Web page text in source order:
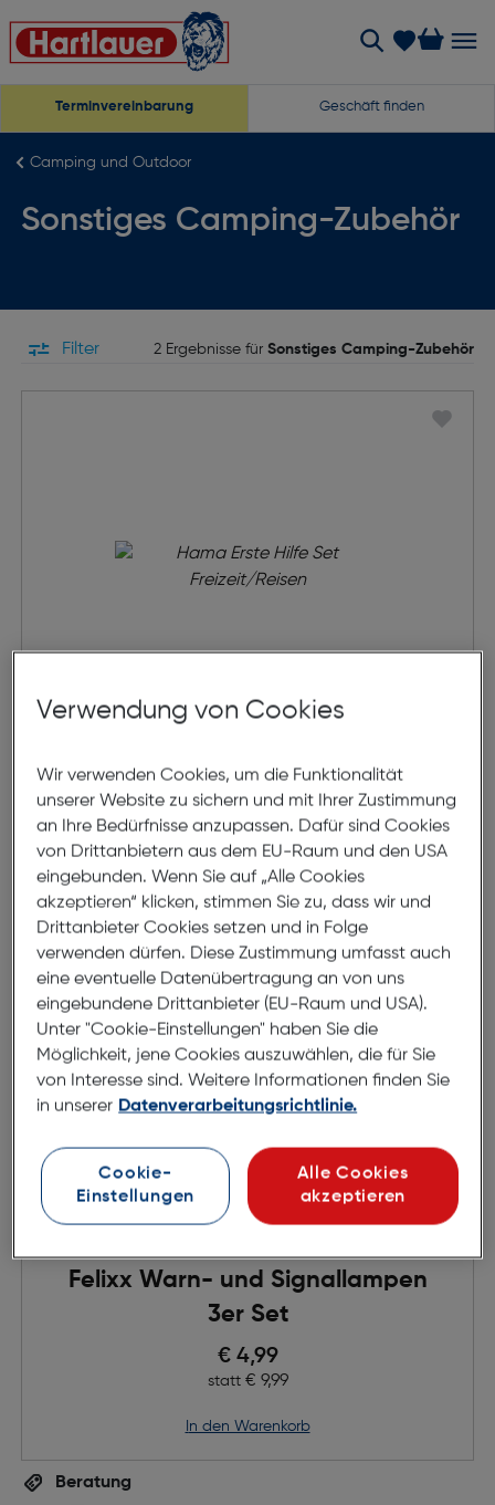
Terminvereinbarung Geschäft finden
Camping und Outdoor
Sonstiges Camping-Zubehör
Filter 2 Ergebnisse für Sonstiges Camping-Zubehör
Freizeit/Reisen
€ 12,49
in den Warenkorb
Felixx Warn- und Signallampen
3er Set
Preis nach Rabatts
€ 4,99
statt Ursprünglicher Preis
€ 9,99
in den Warenkorb
Beratung
Verwendung von Cookies
Wir verwenden Cookies, um die Funktionalität
unserer Website zu sichern und mit Ihrer Zustimmung
an Ihre Bedürfnisse anzupassen. Dafür sind Cookies
von Drittanbietern aus dem EU-Raum und den USA
eingebunden. Wenn Sie auf „Alle Cookies
akzeptieren“ klicken, stimmen Sie zu, dass wir und
Drittanbieter Cookies setzen und in Folge
verwenden dürfen. Diese Zustimmung umfasst auch
eine eventuelle Datenübertragung an von uns
eingebundene Drittanbieter (EU-Raum und USA).
Unter "Cookie-Einstellungen" haben Sie die
Möglichkeit, jene Cookies auszuwählen, die für Sie
von Interesse sind. Weitere Informationen finden Sie
in unserer Datenverarbeitungsrichtlinie.
Cookie-
Einstellungen
Alle Cookies
akzeptieren